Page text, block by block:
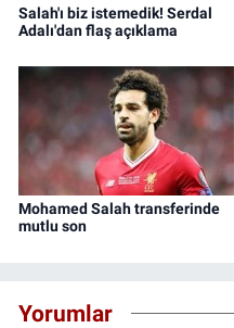
Salah'ı biz istemedik! Serdal
Adalı'dan flaş açıklama
Mohamed Salah transferinde
mutlu son
Yorumlar